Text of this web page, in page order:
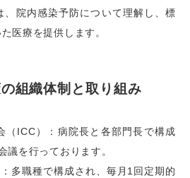
、院内感染予防について理解し、標
医療を提供します。
組織体制と取り組み
（ICC）：病院長と各部門長で構成
議を行っております。
多職種で構成され、毎月1回定期的